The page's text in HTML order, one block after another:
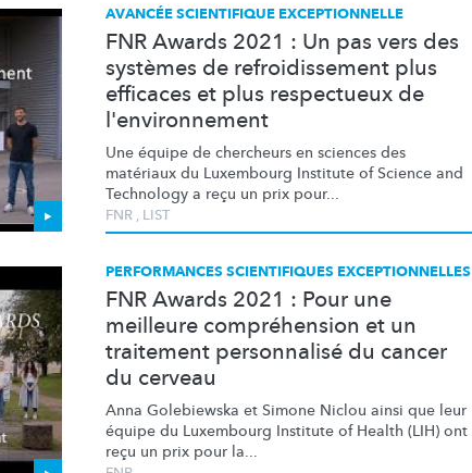
AVANCÉE SCIENTIFIQUE EXCEPTIONNELLE
FNR Awards 2021 : Un pas vers des
systèmes de refroidissement plus
efficaces et plus respectueux de
l'environnement
Une équipe de chercheurs en sciences des
matériaux du Luxembourg Institute of Science and
Technology a reçu un prix pour...
FNR , LIST
PERFORMANCES SCIENTIFIQUES EXCEPTIONNELLES
FNR Awards 2021 : Pour une
meilleure compréhension et un
traitement personnalisé du cancer
du cerveau
Anna Golebiewska et Simone Niclou ainsi que leur
équipe du Luxembourg Institute of Health (LIH) ont
reçu un prix pour la...